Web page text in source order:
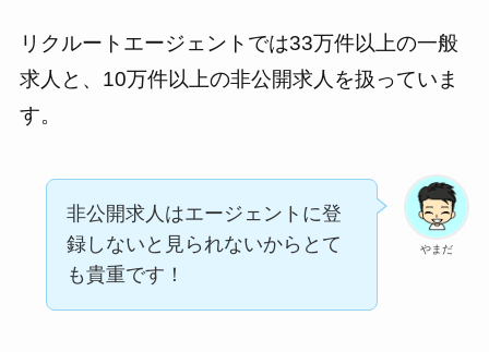
リクルートエージェントでは33万件以上の一般
求人と、10万件以上の非公開求人を扱っていま
す。
やまだ
非公開求人はエージェントに登
録しないと見られないからとて
も貴重です！